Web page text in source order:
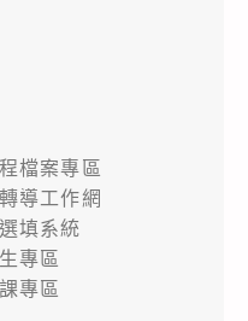
檔案專區
導工作網
填系統
專區
專區